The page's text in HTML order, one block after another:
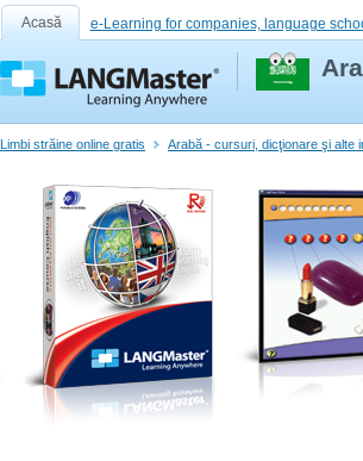
Acasă e-Learning for companies, language
Limbi străine online gratis Arabă - cursuri, dicţionare şi alte